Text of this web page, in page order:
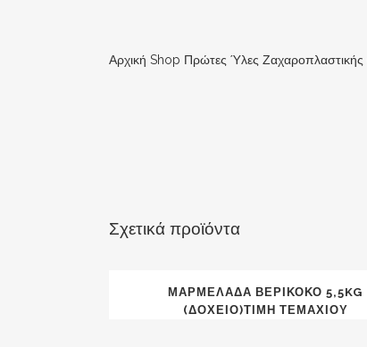
Αρχική Shop Πρώτες Ύλες Ζαχαροπλαστικής
Σχετικά προϊόντα
ΜΑΡΜΕΛΆΔΑ ΒΕΡΊΚΟΚΟ 5,5KG
(ΔΟΧΕΊΟ)ΤΙΜΗ ΤΕΜΑΧΙΟΥ